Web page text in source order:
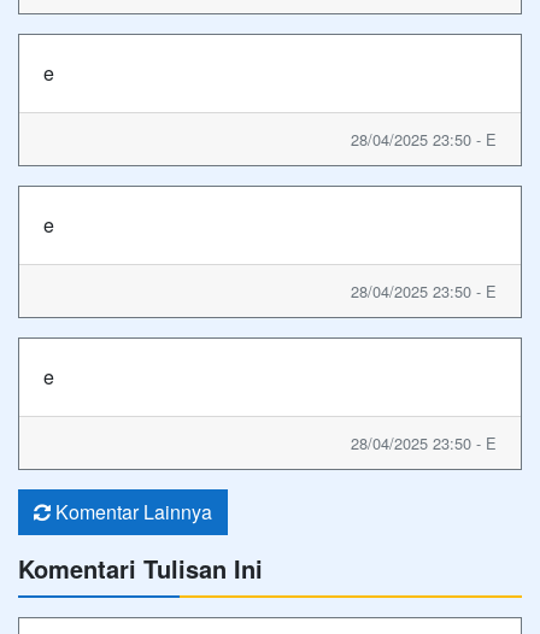
e
28/04/2025 23:50 - E
e
28/04/2025 23:50 - E
e
28/04/2025 23:50 - E
Komentar Lainnya
Komentari Tulisan Ini